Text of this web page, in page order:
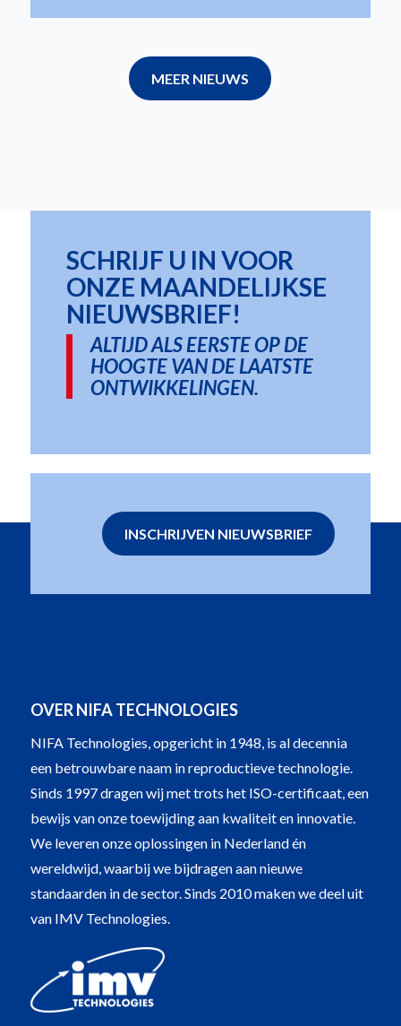
MEER NIEUWS
SCHRIJF U IN VOOR
ONZE MAANDELIJKSE
NIEUWSBRIEF!
ALTIJD ALS EERSTE OP DE
HOOGTE VAN DE LAATSTE
ONTWIKKELINGEN.
INSCHRIJVEN NIEUWSBRIEF
OVER NIFA TECHNOLOGIES
NIFA Technologies, opgericht in 1948, is al decennia
een betrouwbare naam in reproductieve technologie.
Sinds 1997 dragen wij met trots het ISO-certificaat, een
bewijs van onze toewijding aan kwaliteit en innovatie.
We leveren onze oplossingen in Nederland én
wereldwijd, waarbij we bijdragen aan nieuwe
standaarden in de sector. Sinds 2010 maken we deel uit
van IMV Technologies.